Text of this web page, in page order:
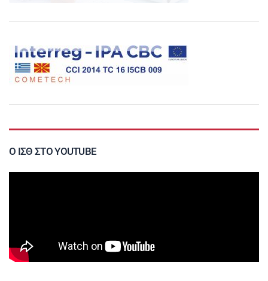
Ο ΙΣΘ ΣΤΟ YOUTUBE